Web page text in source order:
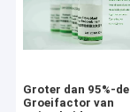
Groter dan 95%-de
Groeifactor van